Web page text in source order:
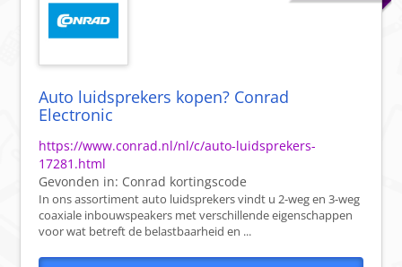
Auto luidsprekers kopen? Conrad
Electronic
https://www.conrad.nl/nl/c/auto-luidsprekers-
17281.html
Gevonden in: Conrad kortingscode
In ons assortiment auto luidsprekers vindt u 2-weg en 3-weg
coaxiale inbouwspeakers met verschillende eigenschappen
voor wat betreft de belastbaarheid en ...